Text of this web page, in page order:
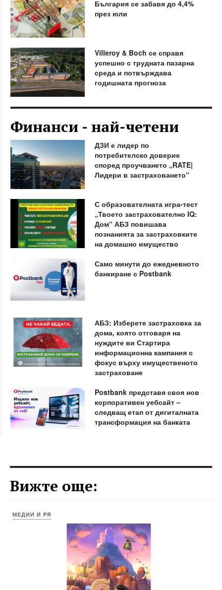
България се забавя до 4,4%
през юли
Villeroy & Boch се справя
успешно с трудната пазарна
среда и потвърждава
годишната прогноза
Финанси - най-четени
ДЗИ е лидер по
потребителско доверие
според проучването „RATE|
Лидери в застраховането“
С образователната игра-тест
„Твоето застрахователно IQ:
Дом“ АБЗ повишава
познанията за застраховките
на домашно имущество
Само минути до ежедневното
банкиране с Postbank
АБЗ: Изберете застраховка за
дома, която отговаря на
нуждите ви Стартира
информационна кампания с
фокус върху имущественото
застраховане
Postbank представя своя нов
корпоративен уебсайт –
следващ етап от дигиталната
трансформация на банката
Вижте още:
МЕДИИ И PR